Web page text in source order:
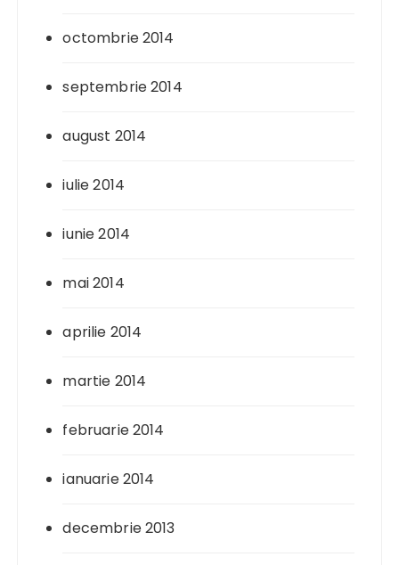
octombrie 2014
septembrie 2014
august 2014
iulie 2014
iunie 2014
mai 2014
aprilie 2014
martie 2014
februarie 2014
ianuarie 2014
decembrie 2013